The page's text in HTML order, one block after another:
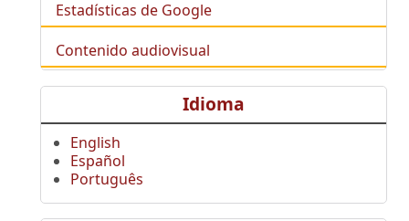
Estadísticas de Google
Contenido audiovisual
Idioma
English
Español
Português